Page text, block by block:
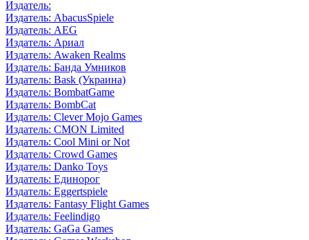
Издатель:
Издатель: AbacusSpiele
Издатель: AEG
Издатель: Ариал
Издатель: Awaken Realms
Издатель: Банда Умников
Издатель: Bask (Украина)
Издатель: BombatGame
Издатель: BombCat
Издатель: Clever Mojo Games
Издатель: CMON Limited
Издатель: Cool Mini or Not
Издатель: Crowd Games
Издатель: Danko Toys
Издатель: Единорог
Издатель: Eggertspiele
Издатель: Fantasy Flight Games
Издатель: Feelindigo
Издатель: GaGa Games